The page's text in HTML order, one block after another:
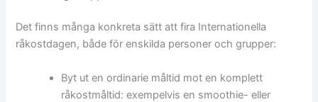
Det finns många konkreta sätt att fira Internationella
råkostdagen, både för enskilda personer och grupper:
Byt ut en ordinarie måltid mot en komplett
råkostmåltid: exempelvis en smoothie- eller